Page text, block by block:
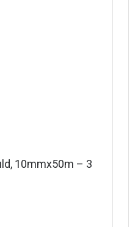
10mmx50m – 3